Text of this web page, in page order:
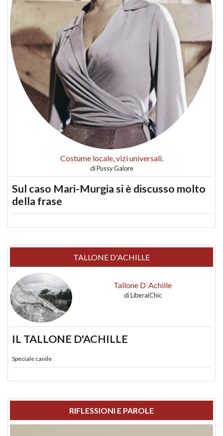
Costume locale, vizi universali.
diPussy Galore
Sul caso Mari-Murgia si è discusso molto
della frase
TALLONE D'ACHILLE
Tallone D`Achille
diLiberalChic
IL TALLONE D'ACHILLE
Speciale canile
RIFLESSIONI E PAROLE